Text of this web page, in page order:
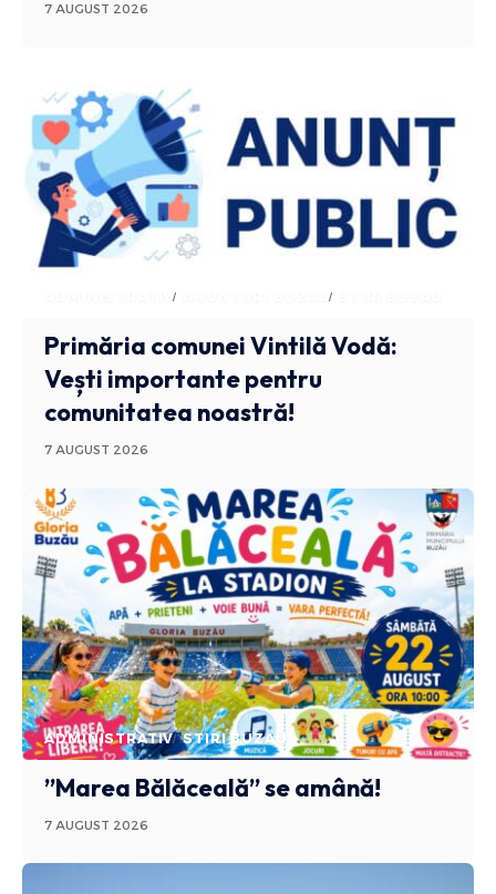
7 AUGUST 2026
ADMINISTRATIV ANUNTURI BUZAU
Primăria comunei Vintilă Vodă:
Vești importante pentru
comunitatea noastră!
7 AUGUST 2026
ADMINISTRATIV STIRI BUZAU
”Marea Bălăceală” se amână!
7 AUGUST 2026